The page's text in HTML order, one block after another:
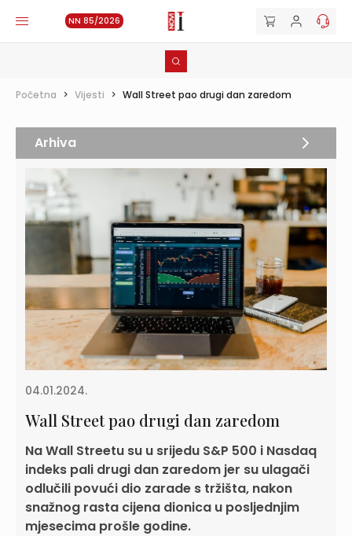
NN 85/2026
Početna > Vijesti > Wall Street pao drugi dan zaredom
04.01.2024.
Wall Street pao drugi dan zaredom
Na Wall Streetu su u srijedu S&P 500 i Nasdaq
indeks pali drugi dan zaredom jer su ulagači
odlučili povući dio zarade s tržišta, nakon
snažnog rasta cijena dionica u posljednjim
mjesecima prošle godine.
Arhiva